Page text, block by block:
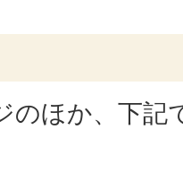
のほか、下記